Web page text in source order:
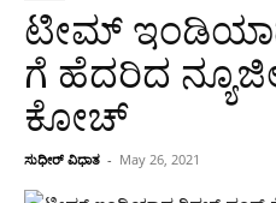
ಟೀಮ್
ಗೆ ಹೆದರಿದ
ಕೋಚ್
ಸುಧೀರ್ ವಿಧಾತ - May 26, 2021